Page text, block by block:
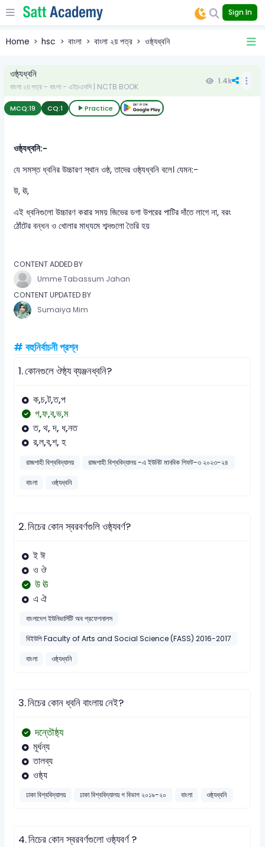
Sign In
Home hsc বাংলা বাংলা ২য় পত্র ওষ্ঠ্যধ্বনি
ওষ্ঠ্যধ্বনি
বাংলা ২য় পত্র - বাংলা - এইচএসসি | NCTB BOOK
1.4k
MCQ:19 CQ:1 Practice
ওষ্ঠ্যধ্বনি:-
যে সমস্ত ধ্বনির উচ্চারণ স্থান ওষ্ঠ, তাদের ওষ্ঠ্যধ্বনি বলে। যেমন:-
উ, ঊ,
এই ধ্বনিগুলো উচ্চারণ করার সময় জিভের ডগা উপরের পাটির দাঁতে লাগে না, বরং
ঠোঁটের বন্ধন ও খোলার মাধ্যমে শব্দগুলো তৈরি হয়
CONTENT ADDED BY
Umme Tabassum Jahan
CONTENT UPDATED BY
Sumaiya Mim
# বহুনির্বাচনী প্রশ্ন
1.কোনগুলে ঔষ্ঠ্য ব্যঞ্জনধ্বনি?
ক,চ,ট,ত,প
গ,ফ,ব,ভ,ম
ত, থ, দ, ধ,নত
র,ল,ব,শ, হ
রাজশাহী বিশ্ববিদ্যালয়
রাজশাহী বিশ্ববিদ্যালয় -এ ইউনিট মানবিক শিফট-৩ ২০২৩-২৪
বাংলা
ওষ্ঠ্যধ্বনি
2.নিচের কোন স্বরবর্ণগুলি ওষ্ঠ্যবর্ণ?
ই ঈ
ও ঔ
উ ঊ
এ ঐ
বাংলাদেশ ইউনিভার্সিটি অব প্রফেশনালস
বিইউপি Faculty of Arts and Social Science (FASS) 2016-2017
বাংলা
ওষ্ঠ্যধ্বনি
3.নিচের কোন ধ্বনি বাংলায় নেই?
দন্তৌষ্ঠ্য
মূর্ধন্য
তালব্য
ওষ্ঠ্য
ঢাকা বিশ্ববিদ্যালয় ঢাকা বিশ্ববিদ্যালয় গ বিভাগ ২০১৯-২০ বাংলা ওষ্ঠ্যধ্বনি
4.নিচের কোন স্বরবর্ণগুলো ওষ্ঠ্যবর্ণ ?